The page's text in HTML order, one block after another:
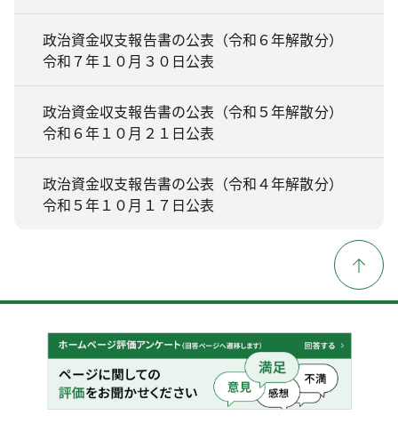
政治資金収支報告書の公表（令和６年解散分）
令和７年１０月３０日公表
政治資金収支報告書の公表（令和５年解散分）
令和６年１０月２１日公表
政治資金収支報告書の公表（令和４年解散分）
令和５年１０月１７日公表